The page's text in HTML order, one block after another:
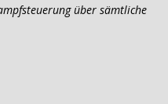
über sämtliche